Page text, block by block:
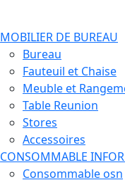
MOBILIER DE BUREAU
Bureau
Fauteuil et Chaise
Meuble et
Table Reunion
Stores
Accessoires
CONSOMMABLE
Consommable osn